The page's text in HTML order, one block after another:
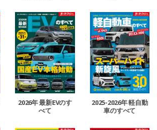
2026年 最新EVのす
べて
2025-2026年 軽自動
車のすべて